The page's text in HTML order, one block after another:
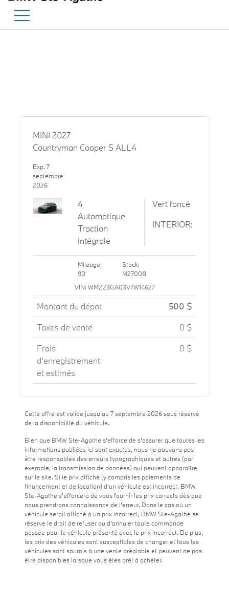
MINI 2027
Countryman Cooper S ALL4
Exp. 7
septembre
2026
4
Automatique
Traction
intégrale
Vert foncé
INTERIOR:
Mileage:
90
Stock:
M27008
VIN: WMZ23GA03V7W14627
Montant du dépot
500 $
Taxes de vente
0 $
Frais
d'enregistrement
et estimés
0 $
Cette offre est valide jusqu'au 7 septembre 2026 sous réserve
de la disponibilité du véhicule.
Bien que BMW Ste-Agathe s'efforce de s'assurer que toutes les
informations publiées ici sont exactes, nous ne pouvons pas
être responsables des erreurs typographiques et autres (par
exemple, la transmission de données) qui peuvent apparaître
sur le site. Si le prix affiché (y compris les paiements de
financement et de location) d'un véhicule est incorrect, BMW
Ste-Agathe s'efforcera de vous fournir les prix corrects dès que
nous prendrons connaissance de l'erreur. Dans le cas où un
véhicule serait affiché à un prix incorrect, BMW Ste-Agathe se
réserve le droit de refuser ou d'annuler toute commande
passée pour le véhicule présenté avec le prix incorrect. De plus,
les prix des véhicules sont susceptibles de changer et tous les
véhicules sont soumis à une vente préalable et peuvent ne pas
être disponibles lorsque vous êtes prêt à acheter.